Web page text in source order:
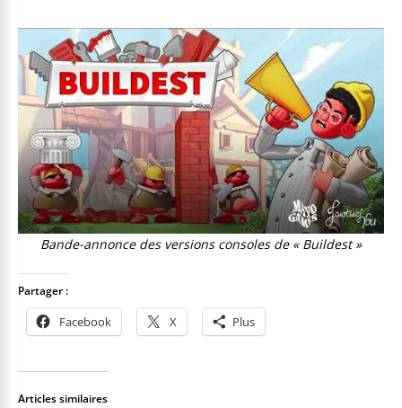
Bande-annonce des versions consoles de « Buildest »
Partager :
Facebook X Plus
Articles similaires